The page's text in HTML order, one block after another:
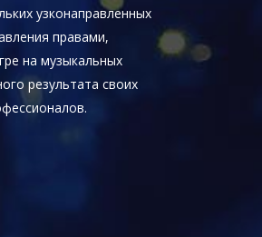
узконаправленных
правами,
на музыкальных
результата своих